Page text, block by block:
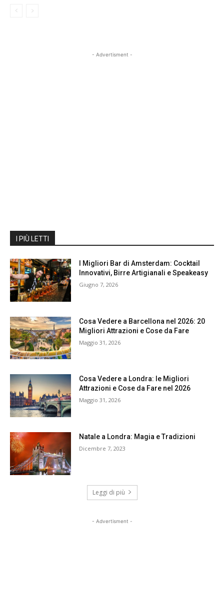
- Advertisment -
I PIÙ LETTI
I Migliori Bar di Amsterdam: Cocktail
Innovativi, Birre Artigianali e Speakeasy
Giugno 7, 2026
Cosa Vedere a Barcellona nel 2026: 20
Migliori Attrazioni e Cose da Fare
Maggio 31, 2026
Cosa Vedere a Londra: le Migliori
Attrazioni e Cose da Fare nel 2026
Maggio 31, 2026
Natale a Londra: Magia e Tradizioni
Dicembre 7, 2023
Leggi di più
- Advertisment -